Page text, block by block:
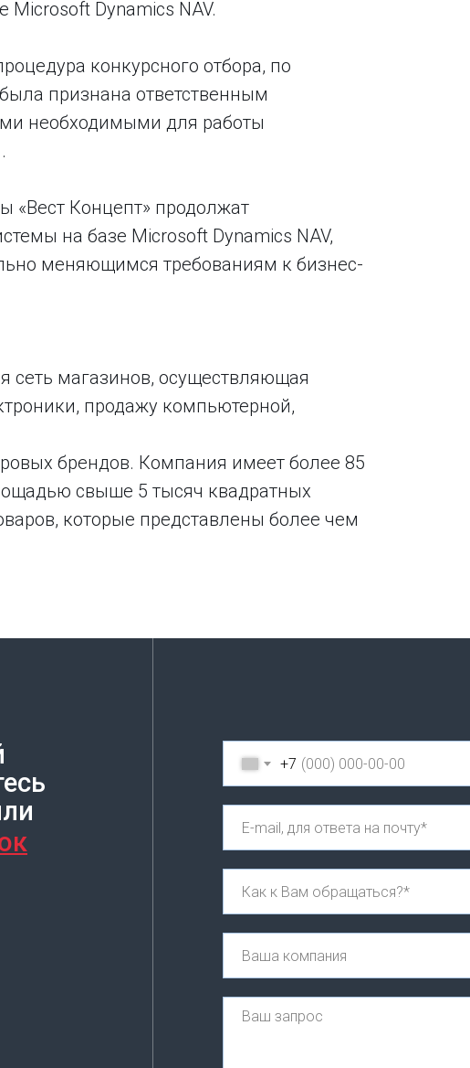
Dynamics NAV.
конкурсного отбора, по
признана ответственным
необходимыми для работы
«Вест Концепт» продолжат
на базе Microsoft Dynamics NAV,
меняющимся требованиям к бизнес-
сеть магазинов, осуществляющая
продажу компьютерной,
брендов. Компания имеет более 85
свыше 5 тысяч квадратных
которые представлены более чем
+7